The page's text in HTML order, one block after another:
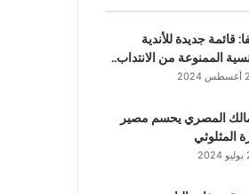
قائمة جديدة للأندية
الممنوعة من الانتداب..
المصري يحسم مصير
المثلوثي